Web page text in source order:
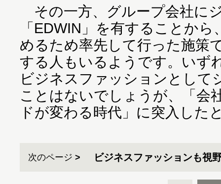
その一方、グループ会社に
「EDWIN」を有することか
めるため率先して行った施策
する人もいるようです。いず
ビジネスファッションとして
ことはないでしょうが、「会
ドが変わる時代」に突入した
次のページ ビジネスファッションも視